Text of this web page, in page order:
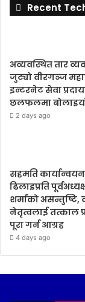
Recent
अव्यवस्थित तार
जुट्यो वीरगञ्ज
इन्टरनेट सेवा
छलफलमा
2 days ago
सहमति
ढिलाइप्रति
शर्माको असन्तुष्टि,
नेतृत्वलाई तत्काल
पूरा गर्न आग्रह
4 days ago